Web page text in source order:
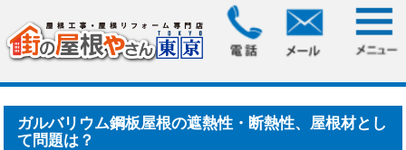
> ガルバリウム鋼板屋根の遮熱性・断熱性、屋根材と
して問題は？
ガルバリウム鋼板屋根の遮熱性・断熱性、屋根材とし
て問題は？